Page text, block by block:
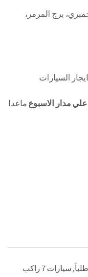
برج المرمر،
السيارات
مدار الاسبوع ماعدا
, سيارات 7 راكب